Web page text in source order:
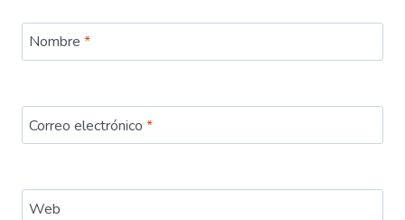
Nombre *
Correo electrónico *
Web